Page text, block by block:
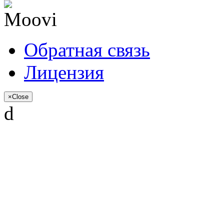
Обратная связь
Лицензия
×Close
d